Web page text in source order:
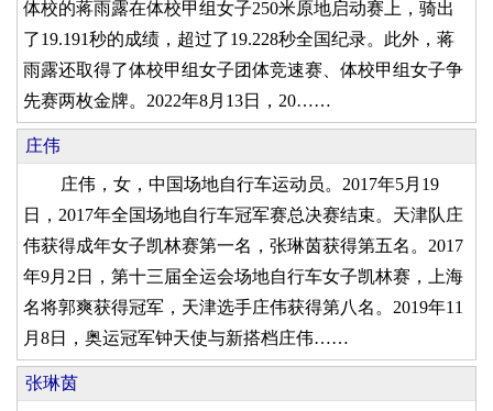
体校的蒋雨露在体校甲组女子250米原地启动赛上，骑出
了19.191秒的成绩，超过了19.228秒全国纪录。此外，蒋
雨露还取得了体校甲组女子团体竞速赛、体校甲组女子争
先赛两枚金牌。2022年8月13日，20……
庄伟
庄伟，女，中国场地自行车运动员。2017年5月19
日，2017年全国场地自行车冠军赛总决赛结束。天津队庄
伟获得成年女子凯林赛第一名，张琳茵获得第五名。2017
年9月2日，第十三届全运会场地自行车女子凯林赛，上海
名将郭爽获得冠军，天津选手庄伟获得第八名。2019年11
月8日，奥运冠军钟天使与新搭档庄伟……
张琳茵